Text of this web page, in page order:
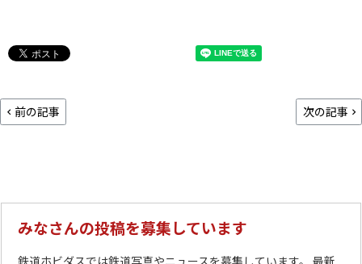
前の記事 次の記事
みなさんの投稿を募集しています
鉄道ホビダスでは鉄道写真やニュースを募集しています。 最新